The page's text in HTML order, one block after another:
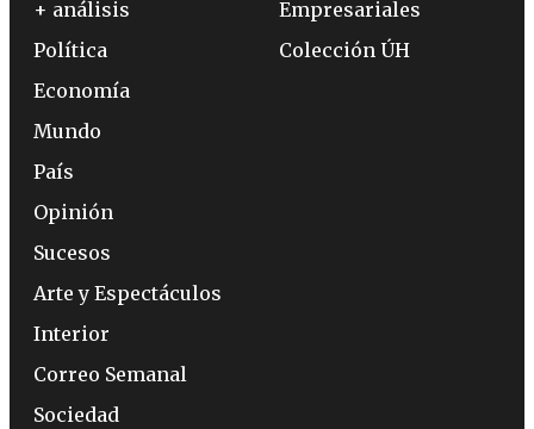
+ análisis
Política
Economía
Mundo
País
Opinión
Sucesos
Arte y Espectáculos
Interior
Correo Semanal
Sociedad
Empresariales
Colección ÚH